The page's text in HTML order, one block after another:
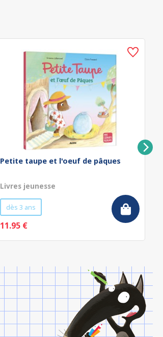
Petite taupe et l'oeuf de pâques
Livres jeunesse
dès 3 ans
11.95 €